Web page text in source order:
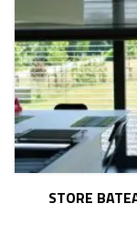
STORE